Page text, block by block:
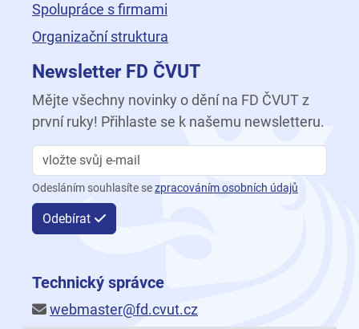
Spolupráce s firmami
Organizační struktura
Newsletter FD ČVUT
Mějte všechny novinky o dění na FD ČVUT z
první ruky! Přihlaste se k našemu newsletteru.
Odesláním souhlasíte sezpracováním osobních údajů
Odebírat
Technický správce
webmaster@fd.cvut.cz